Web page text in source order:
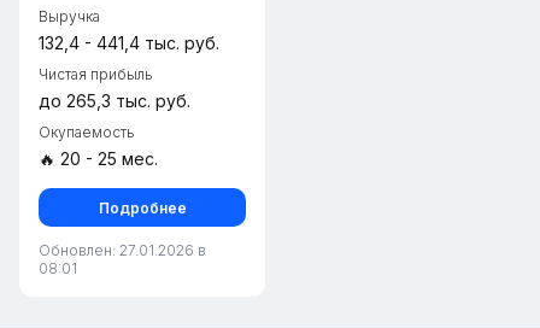
характеристики:• Локация:
Грозный,...
Выручка
132,4 - 441,4 тыс. руб.
Чистая прибыль
до 265,3 тыс. руб.
Окупаемость
🔥 20 - 25 мес.
Подробнее
Обновлен: 27.01.2026 в
08:01